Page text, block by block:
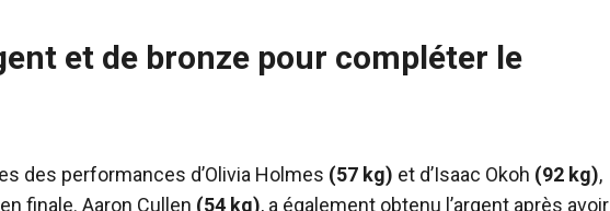
et de bronze pour compléter le
des performances d’Olivia Holmes (57 kg) et d’Isaac Okoh (92 kg),
finale. Aaron Cullen (54 kg), a également obtenu l’argent après avoir